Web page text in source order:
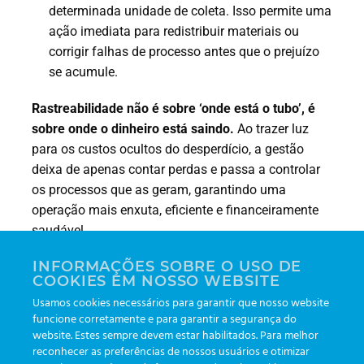
determinada unidade de coleta. Isso permite uma
ação imediata para redistribuir materiais ou
corrigir falhas de processo antes que o prejuízo
se acumule.
Rastreabilidade não é sobre ‘onde está o tubo’, é
sobre onde o dinheiro está saindo. Ao trazer luz
para os custos ocultos do desperdício, a gestão
deixa de apenas contar perdas e passa a controlar
os processos que as geram, garantindo uma
operação mais enxuta, eficiente e financeiramente
saudável.
Leonardo Lippel Rodrigues
Gerente de Inovação e Tecnologia
Como a visão unificada em Controlando a glicose: A
INFORMAÇÕES SOBRE O USO DE
COOKIES EM NOSSO WEBSITE
Usamos cookies necessários para garantir que nosso website
funcione corretamente e para garantir a segurança do
website. Estes sempre devem estar habilitados. Para melhor
reconhecer as preferências de nossos usuários e otimizar